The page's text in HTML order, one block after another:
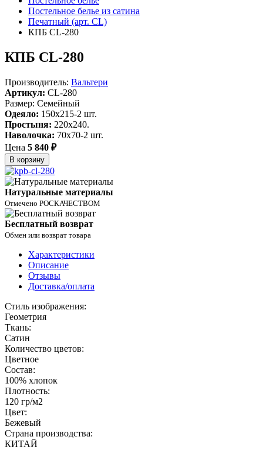
Постельное белье из сатина
Печатный (арт. СL)
КПБ CL-280
КПБ CL-280
Производитель: Вальтери
Артикул: CL-280
Размер: Семейный
Одеяло: 150x215-2 шт.
Простыня: 220x240.
Наволочка: 70x70-2 шт.
Цена 5 840 ₽
В корзину
Натуральные материалы
Отмечено РОСКАЧЕСТВОМ
Бесплатный возврат
Обмен или возврат товара
Характеристики
Описание
Отзывы
Доставка/оплата
Стиль изображения:
Геометрия
Ткань:
Сатин
Количество цветов:
Цветное
Состав:
100% хлопок
Плотность:
120 гр/м2
Цвет:
Бежевый
Страна производства:
КИТАЙ